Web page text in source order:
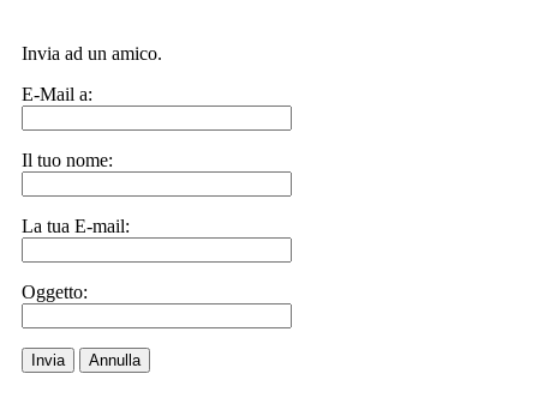
Invia ad un amico.
E-Mail a:
Il tuo nome:
La tua E-mail:
Oggetto:
Invia Annulla